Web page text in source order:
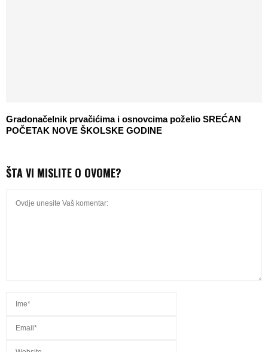
Gradonačelnik prvačićima i osnovcima poželio SREĆAN
POČETAK NOVE ŠKOLSKE GODINE
ŠTA VI MISLITE O OVOME?